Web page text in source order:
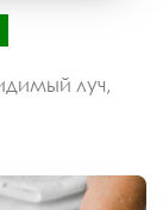
луч,